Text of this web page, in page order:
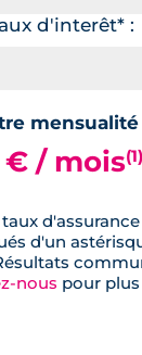
d'interêt* :
mensualité
€ / mois(1)
d'assurance
d'un
nous pour